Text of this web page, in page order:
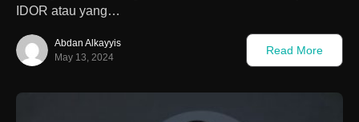
IDOR atau yang…
Abdan Alkayyis
May 13, 2024
Read More